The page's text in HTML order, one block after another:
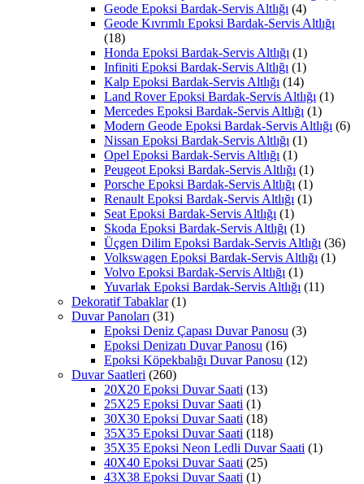
Geode Epoksi Bardak-Servis Altlığı (4)
Geode Kıvrımlı Epoksi Bardak-Servis Altlığı
(18)
Honda Epoksi Bardak-Servis Altlığı (1)
Infiniti Epoksi Bardak-Servis Altlığı (1)
Kalp Epoksi Bardak-Servis Altlığı (14)
Land Rover Epoksi Bardak-Servis Altlığı (1)
Mercedes Epoksi Bardak-Servis Altlığı (1)
Modern Geode Epoksi Bardak-Servis Altlığı (6)
Nissan Epoksi Bardak-Servis Altlığı (1)
Opel Epoksi Bardak-Servis Altlığı (1)
Peugeot Epoksi Bardak-Servis Altlığı (1)
Porsche Epoksi Bardak-Servis Altlığı (1)
Renault Epoksi Bardak-Servis Altlığı (1)
Seat Epoksi Bardak-Servis Altlığı (1)
Skoda Epoksi Bardak-Servis Altlığı (1)
Üçgen Dilim Epoksi Bardak-Servis Altlığı (36)
Volkswagen Epoksi Bardak-Servis Altlığı (1)
Volvo Epoksi Bardak-Servis Altlığı (1)
Yuvarlak Epoksi Bardak-Servis Altlığı (11)
Dekoratif Tabaklar (1)
Duvar Panoları (31)
Epoksi Deniz Çapası Duvar Panosu (3)
Epoksi Denizatı Duvar Panosu (16)
Epoksi Köpekbalığı Duvar Panosu (12)
Duvar Saatleri (260)
20X20 Epoksi Duvar Saati (13)
25X25 Epoksi Duvar Saati (1)
30X30 Epoksi Duvar Saati (18)
35X35 Epoksi Duvar Saati (118)
35X35 Epoksi Neon Ledli Duvar Saati (1)
40X40 Epoksi Duvar Saati (25)
43X38 Epoksi Duvar Saati (1)